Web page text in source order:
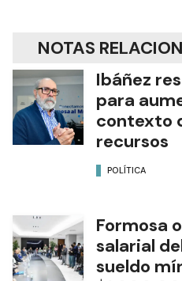
NOTAS
Ibáñez
para
contexto
recursos
POLÍTICA
Formosa
salarial
sueldo